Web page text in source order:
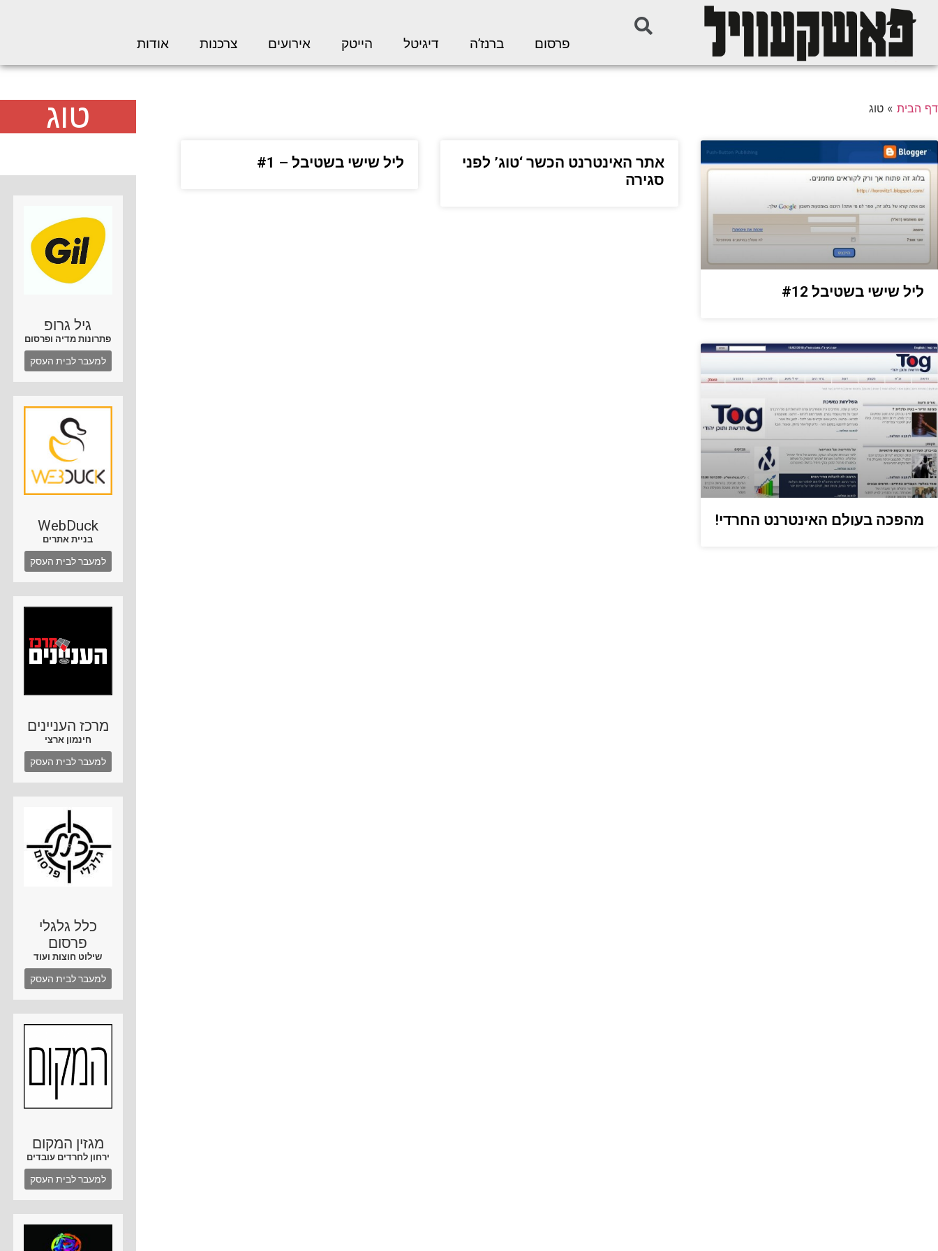
פרסום ברנז’ה דיגיטל הייטק אירועים צרכנות אודות
דף הבית » טוג
ליל שישי בשטיבל #12
אתר האינטרנט הכשר ‘טוג’ לפני
סגירה
ליל שישי בשטיבל – #1
מהפכה בעולם האינטרנט החרדי!
טוג
גיל גרופ
פתרונות מדיה ופרסום
למעבר לבית העסק
WebDuck
בניית אתרים
למעבר לבית העסק
מרכז העניינים
חינמון ארצי
למעבר לבית העסק
כלל גלגלי
פרסום
שילוט חוצות ועוד
למעבר לבית העסק
מגזין המקום
ירחון לחרדים עובדים
למעבר לבית העסק